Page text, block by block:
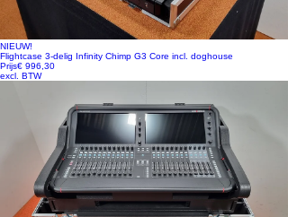
NIEUW!
Flightcase 3-delig Infinity Chimp G3 Core incl. doghouse
Prijs€ 996,30
excl. BTW